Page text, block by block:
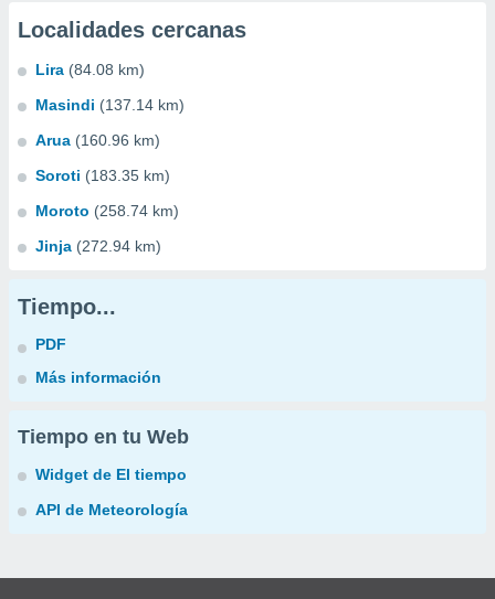
Localidades cercanas
Lira (84.08 km)
Masindi (137.14 km)
Arua (160.96 km)
Soroti (183.35 km)
Moroto (258.74 km)
Jinja (272.94 km)
Tiempo...
PDF
Más información
Tiempo en tu Web
Widget de El tiempo
API de Meteorología